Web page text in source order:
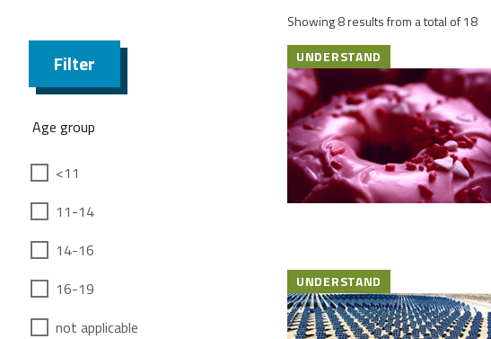
Filter
Age group
<11
11-14
14-16
16-19
not applicable
Showing 8 results from a total of 18
UNDERSTAND
UNDERSTAND